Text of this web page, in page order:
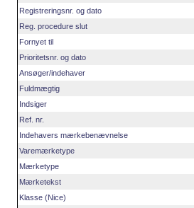
Registreringsnr. og dato
Reg. procedure slut
Fornyet til
Prioritetsnr. og dato
Ansøger/indehaver
Fuldmægtig
Indsiger
Ref. nr.
Indehavers mærkebenævnelse
Varemærketype
Mærketype
Mærketekst
Klasse (Nice)